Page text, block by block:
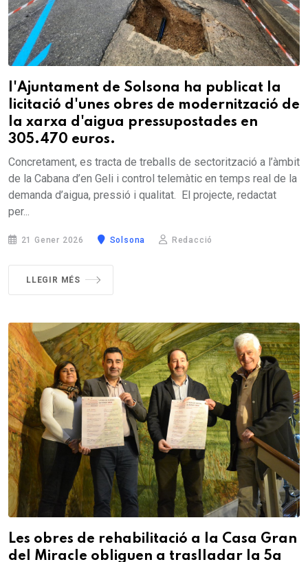
l'Ajuntament de Solsona ha publicat la
licitació d'unes obres de modernització de
la xarxa d'aigua pressupostades en
305.470 euros.
Concretament, es tracta de treballs de sectorització a l’àmbit
de la Cabana d’en Geli i control telemàtic en temps real de la
demanda d’aigua, pressió i qualitat. El projecte, redactat
per...
21 Gener 2026 Solsona Redacció
LLEGIR MÉS
Les obres de rehabilitació a la Casa Gran
del Miracle obliguen a traslladar la 5a